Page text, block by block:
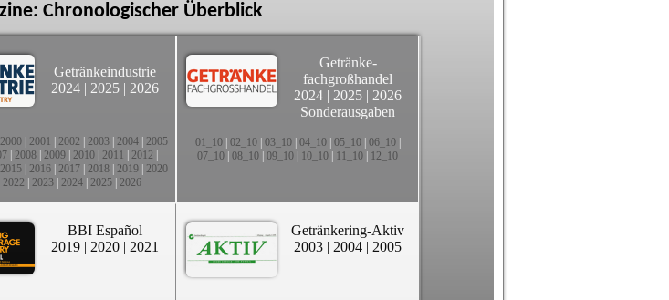
Chronologischer Überblick
Getränkeindustrie
2024 | 2025 | 2026
2000 2001 2002 2003 2004 2005
2008 2009 2010 2011 2012
2015 2016 2017 2018 2019 2020
2022 2023| 2024| 2025| 2026
Getränke-
fachgroßhandel
2024 | 2025 | 2026
Sonderausgaben
01_10| 02_10| 03_10| 04_10| 05_10| 06_10|
07_10 08_10 09_10 10_10 11_10 12_10
BBI Español
2019 | 2020 | 2021
Getränkering-Aktiv
2003 | 2004 | 2005